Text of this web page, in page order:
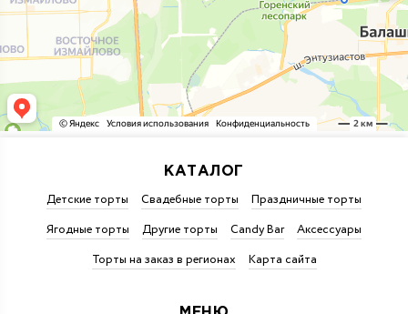
КАТАЛОГ
Детские торты Свадебные торты
Праздничные торты
Ягодные торты
Другие торты Candy Bar
Аксессуары
Торты на заказ в регионах
Карта сайта